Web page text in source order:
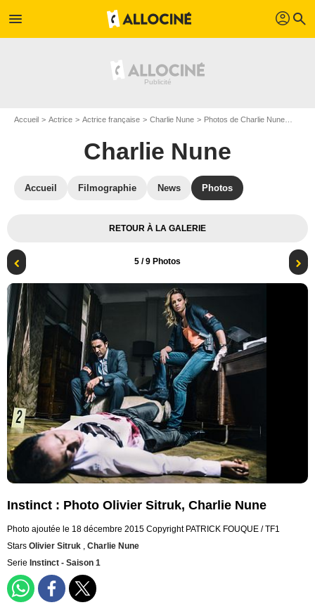
menu profil search
Accueil Actrice Actrice française Charlie Nune Photos de Charlie Nune
Charlie Nune
Accueil Filmographie News Photos
RETOUR À LA GALERIE
5 / 9 Photos
Instinct : Photo Olivier Sitruk, Charlie Nune
Photo ajoutée le 18 décembre 2015 Copyright PATRICK FOUQUE / TF1
Stars Olivier Sitruk , Charlie Nune
Serie Instinct - Saison 1